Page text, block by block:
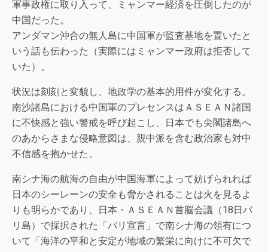
軍事政権に取り入って、ミャンマー経済を圧倒したのが
中国だった。
アンダマン沖合の無人島に中国軍が監査基地を置いたと
いう話も伝わった（実際にはミャンマー政府は拒否して
いた）。
状況は刻刻と変貌し、地政学の基本的用件が変化する。
南沙諸島における中国軍のプレセンスはＡＳＥＡＮ諸国
に不快感と強い警戒を呼び起こし、日本でも尖閣諸島へ
のあからさまな侵略意図は、親中派を含む政治家も対中
不信感を抱かせた。
南シナ海の航海の自由が中国海軍によって妨げられれば
日本のシーレーンの安全も脅かされることは火を見るよ
りも明らかであり、日本・ＡＳＥＡＮ首脳会議（18日バ
リ島）で採択された「バリ宣言」で南シナ海の領有につ
いて「海洋の平和と安定が地域の繁栄に向けに不可欠で